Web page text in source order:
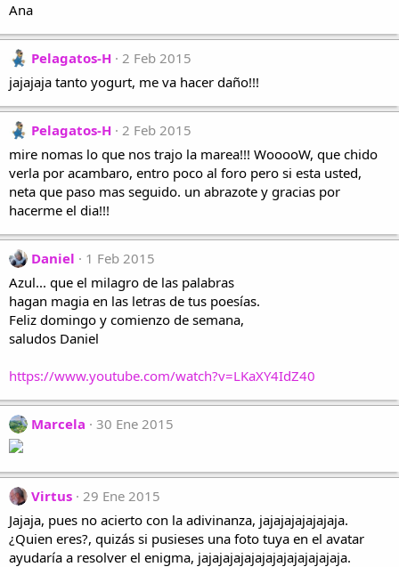
Ana
Pelagatos-H 2 Feb 2015
jajajaja tanto yogurt, me va hacer daño!!!
Pelagatos-H 2 Feb 2015
mire nomas lo que nos trajo la marea!!! WooooW, que chido
verla por acambaro, entro poco al foro pero si esta usted,
neta que paso mas seguido. un abrazote y gracias por
hacerme el dia!!!
Daniel
1 Feb 2015
Azul... que el milagro de las palabras
hagan magia en las letras de tus poesías.
Feliz domingo y comienzo de semana,
saludos Daniel
https://www.youtube.com/watch?v=LKaXY4IdZ40
Marcela 30 Ene 2015
Virtus 29 Ene 2015
Jajaja, pues no acierto con la adivinanza, jajajajajajajaja.
¿Quien eres?, quizás si pusieses una foto tuya en el avatar
ayudaría a resolver el enigma, jajajajajajajajajajajajajaja.